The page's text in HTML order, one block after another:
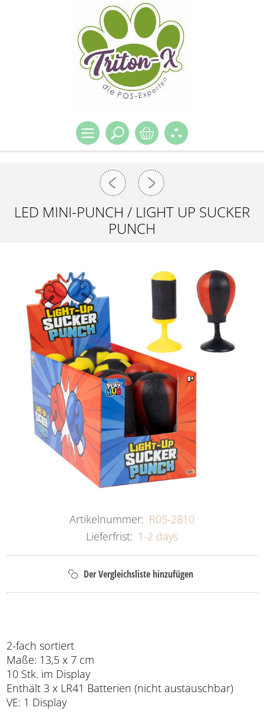
LED MINI-PUNCH / LIGHT UP SUCKER
PUNCH
Artikelnummer: R05-2810
Lieferfrist: 1-2 days
2-fach sortiert
Maße: 13,5 x 7 cm
10 Stk. im Display
Enthält 3 x LR41 Batterien (nicht austauschbar)
VE: 1 Display